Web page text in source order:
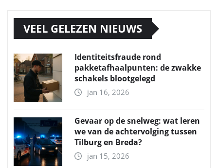
VEEL GELEZEN NIEUWS
Identiteitsfraude rond
pakketafhaalpunten: de zwakke
schakels blootgelegd
jan 16, 2026
Gevaar op de snelweg: wat leren
we van de achtervolging tussen
Tilburg en Breda?
jan 15, 2026